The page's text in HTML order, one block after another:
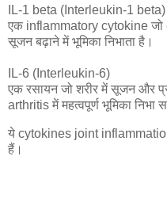
IL-1 beta (Interleukin-1 beta)
एक inflammatory cytokine
सूजन बढ़ाने में भूमिका निभाता है।
IL-6 (Interleukin-6)
एक रसायन जो शरीर में सूजन और
arthritis में महत्वपूर्ण भूमिका निभा
ये cytokines joint
हैं।